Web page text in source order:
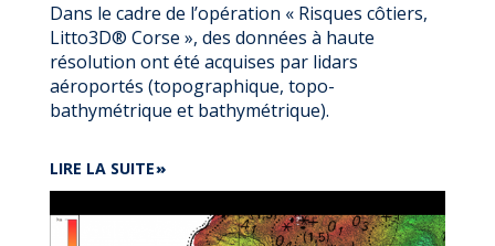
Dans le cadre de l’opération « Risques côtiers,
Litto3D® Corse », des données à haute
résolution ont été acquises par lidars
aéroportés (topographique, topo-
bathymétrique et bathymétrique).
LIRE LA SUITEDE
DIFFUSION
DE
DONNÉES